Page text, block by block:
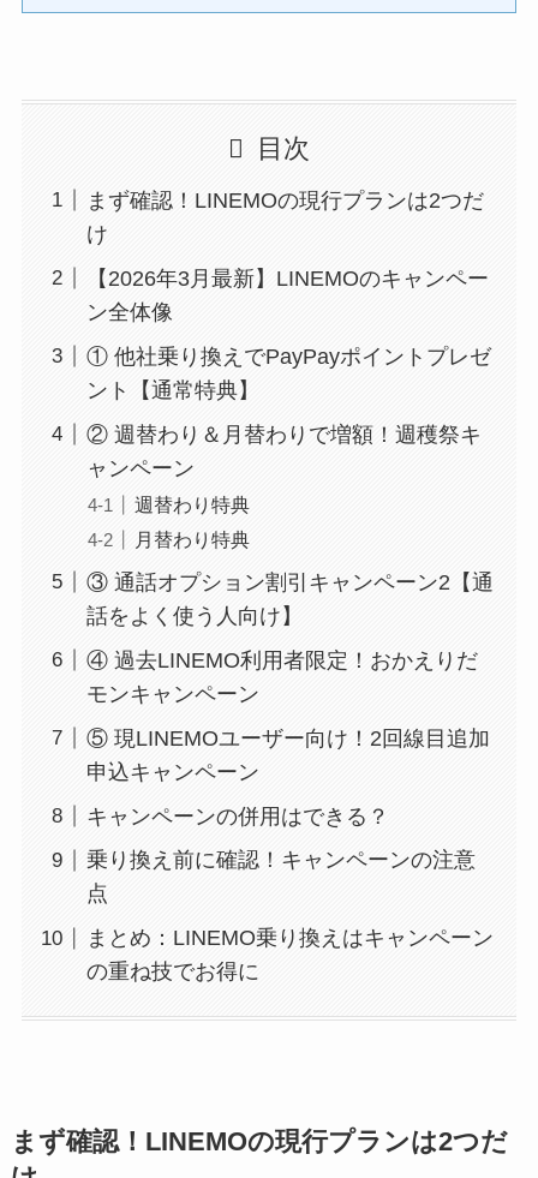
目次
まず確認！LINEMOの現行プランは2つだ
け
【2026年3月最新】LINEMOのキャンペー
ン全体像
① 他社乗り換えでPayPayポイントプレゼ
ント【通常特典】
② 週替わり＆月替わりで増額！週穫祭キ
ャンペーン
週替わり特典
月替わり特典
③ 通話オプション割引キャンペーン2【通
話をよく使う人向け】
④ 過去LINEMO利用者限定！おかえりだ
モンキャンペーン
⑤ 現LINEMOユーザー向け！2回線目追加
申込キャンペーン
キャンペーンの併用はできる？
乗り換え前に確認！キャンペーンの注意
点
まとめ：LINEMO乗り換えはキャンペーン
の重ね技でお得に
まず確認！LINEMOの現行プランは2つだ